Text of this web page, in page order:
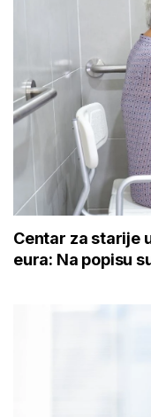
Centar za starije
eura: Na popisu